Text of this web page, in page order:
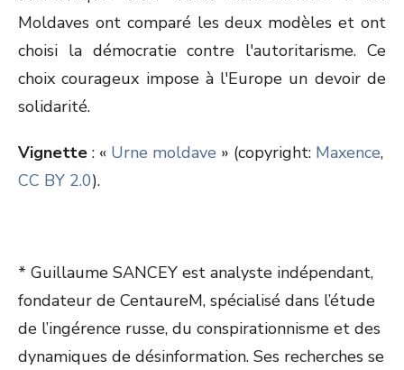
Moldaves ont comparé les deux modèles et ont
choisi la démocratie contre l'autoritarisme. Ce
choix courageux impose à l'Europe un devoir de
solidarité.
Vignette : « Urne moldave » (copyright: Maxence,
CC BY 2.0).
* Guillaume SANCEY est analyste indépendant,
fondateur de CentaureM, spécialisé dans l’étude
de l’ingérence russe, du conspirationnisme et des
dynamiques de désinformation. Ses recherches se